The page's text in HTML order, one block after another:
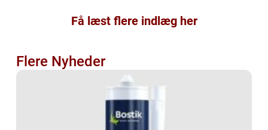
Få læst flere indlæg her
Flere Nyheder